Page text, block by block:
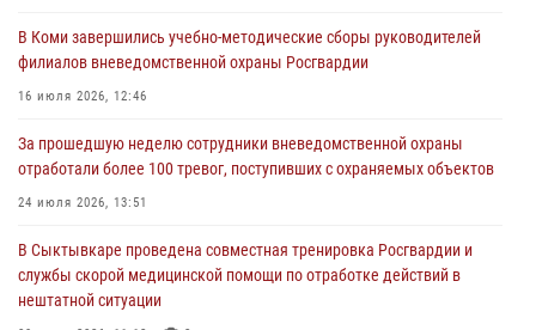
31 июля 2026, 06:57 8
В Усинске росгвардейцы оперативно отработали план «Квартал»
В Санкт-Петербурге прошел окружной этап ежегодного
Всероссийского конкурса профессионального мастерства среди
28 июля 2026, 15:09 12
В Коми завершились учебно-методические сборы руководителей
филиалов вневедомственной охраны Росгвардии
16 июля 2026, 12:46
За прошедшую неделю сотрудники вневедомственной охраны
отработали более 100 тревог, поступивших с охраняемых объектов
24 июля 2026, 13:51
В Сыктывкаре проведена совместная тренировка Росгвардии и
службы скорой медицинской помощи по отработке действий в
нештатной ситуации